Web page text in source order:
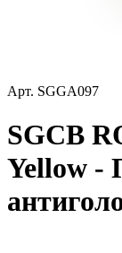
Арт. SGGA097
SGCB
Yellow -